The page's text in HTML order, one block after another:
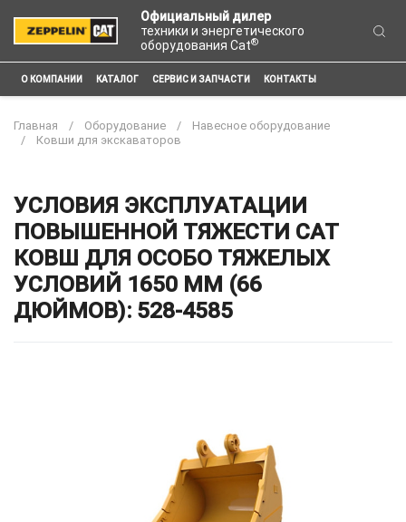
Официальный дилер
техники и энергетического
оборудования Cat®
О КОМПАНИИ КАТАЛОГ СЕРВИС И ЗАПЧАСТИ КОНТАКТЫ
Главная Оборудование
Навесное оборудование
Ковши для экскаваторов
УСЛОВИЯ ЭКСПЛУАТАЦИИ
ПОВЫШЕННОЙ ТЯЖЕСТИ CAT
КОВШ ДЛЯ ОСОБО ТЯЖЕЛЫХ
УСЛОВИЙ 1650 ММ (66
ДЮЙМОВ): 528-4585